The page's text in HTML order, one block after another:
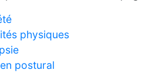
physiques
postural